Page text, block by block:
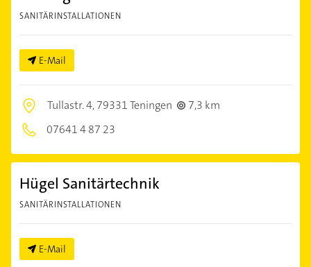
SANITÄRINSTALLATIONEN
E-Mail
Tullastr. 4,79331 Teningen
7,3 km
07641 4 87 23
Hügel Sanitärtechnik
SANITÄRINSTALLATIONEN
E-Mail